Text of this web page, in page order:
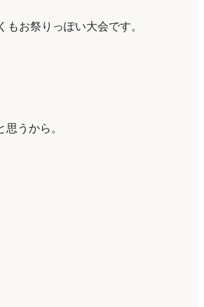
お祭りっぽい大会です。
うから。